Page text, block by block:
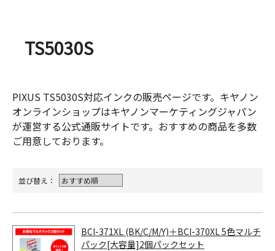
TS5030S
PIXUS TS5030S対応インクの販売ページです。キヤノン
オンラインショップはキヤノンマーケティングジャパン
が運営する公式通販サイトです。おすすめの商品を多数
ご用意しております。
並び替え：
BCI-371XL (BK/C/M/Y)＋BCI-370XL 5色マルチ
パック[大容量]2個パックセット